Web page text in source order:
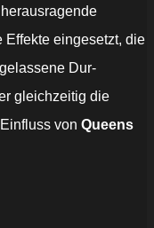
eingesetzt, die
Dur-
gleichzeitig die
von Queens